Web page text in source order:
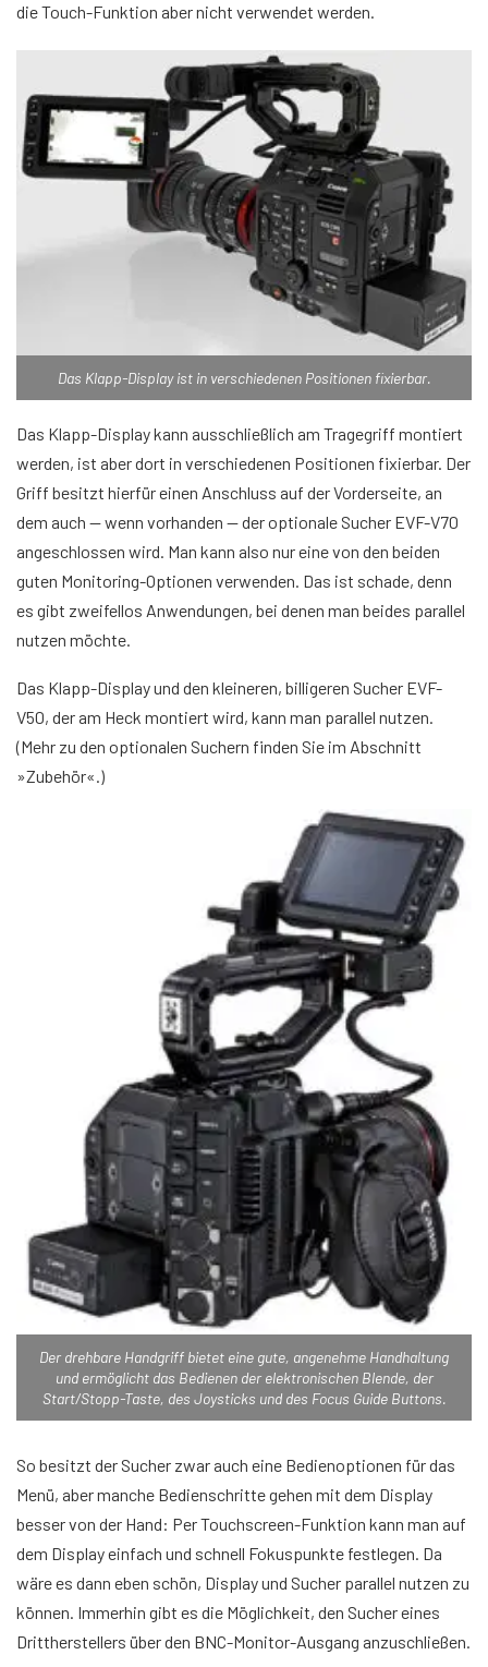
die Touch-Funktion aber nicht verwendet werden.
Das Klapp-Display ist in verschiedenen Positionen fixierbar.
Das Klapp-Display kann ausschließlich am Tragegriff montiert
werden, ist aber dort in verschiedenen Positionen fixierbar. Der
Griff besitzt hierfür einen Anschluss auf der Vorderseite, an
dem auch — wenn vorhanden — der optionale Sucher EVF-V70
angeschlossen wird. Man kann also nur eine von den beiden
guten Monitoring-Optionen verwenden. Das ist schade, denn
es gibt zweifellos Anwendungen, bei denen man beides parallel
nutzen möchte.
Das Klapp-Display und den kleineren, billigeren Sucher EVF-
V50, der am Heck montiert wird, kann man parallel nutzen.
(Mehr zu den optionalen Suchern finden Sie im Abschnitt
»Zubehör«.)
Der drehbare Handgriff bietet eine gute, angenehme Handhaltung
und ermöglicht das Bedienen der elektronischen Blende, der
Start/Stopp-Taste, des Joysticks und des Focus Guide Buttons.
So besitzt der Sucher zwar auch eine Bedienoptionen für das
Menü, aber manche Bedienschritte gehen mit dem Display
besser von der Hand: Per Touchscreen-Funktion kann man auf
dem Display einfach und schnell Fokuspunkte festlegen. Da
wäre es dann eben schön, Display und Sucher parallel nutzen zu
können. Immerhin gibt es die Möglichkeit, den Sucher eines
Drittherstellers über den BNC-Monitor-Ausgang anzuschließen.